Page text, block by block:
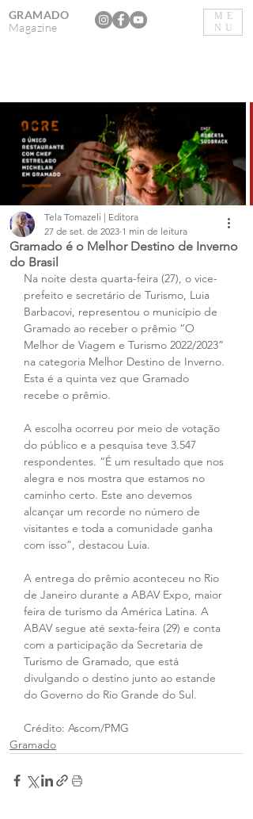
ME
NU
GRAMADO
Magazine
Gramado é o Melhor Destino de Inverno
do Brasil
Tela Tomazeli | Editora
27 de set. de 2023 1 min de leitura
Na noite desta quarta-feira (27), o vice-
prefeito e secretário de Turismo, Luia
Barbacovi, representou o município de
Gramado ao receber o prêmio “O
Melhor de Viagem e Turismo 2022/2023”
na categoria Melhor Destino de Inverno.
Esta é a quinta vez que Gramado
recebe o prêmio.
A escolha ocorreu por meio de votação
do público e a pesquisa teve 3.547
respondentes. “É um resultado que nos
alegra e nos mostra que estamos no
caminho certo. Este ano devemos
alcançar um recorde no número de
visitantes e toda a comunidade ganha
com isso”, destacou Luia.
A entrega do prêmio aconteceu no Rio
de Janeiro durante a ABAV Expo, maior
feira de turismo da América Latina. A
ABAV segue até sexta-feira (29) e conta
com a participação da Secretaria de
Turismo de Gramado, que está
divulgando o destino junto ao estande
do Governo do Rio Grande do Sul.
Crédito: Ascom/PMG
Gramado